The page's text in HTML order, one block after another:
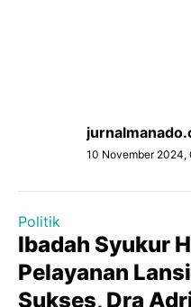
10 November 2024,
Politik
lbadah Syukur
Pelayanan
Sukses, Dra